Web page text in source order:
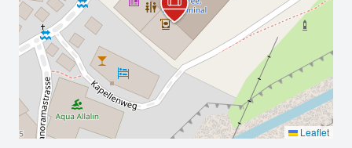
Leaflet